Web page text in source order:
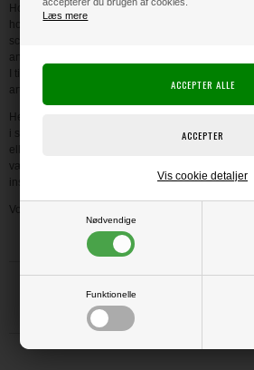
Læs mere
Nødvendige
Funktionelle
Vis cookie detaljer
Hobbyboden Scrapworld er din online hobby
hobbyartikler og spændende hobbymaterialer,
scrapbooking, hjemmelavede kort, art journaling,
andet.
artikler til dine kort og scrap hobby.
Her i vores online scrapbutik finder du et af
i scrapbooking materialer til kort, scrapbøger osv.,
eller bare gerne vil lære mere om f.eks. scrap,
værtindegaver, så kig indenfor i vores online
inspiration, idéer eller gode råd.
Vores scrapbooking webshop er åben 24 timer i